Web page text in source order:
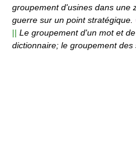
groupement d'usines dans une
guerre sur un point stratégique.
|| Le groupement d'un mot et
dictionnaire; le groupement des